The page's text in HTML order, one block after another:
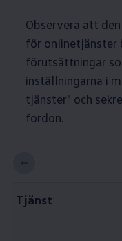
Observera att
för onlinetjänster
förutsättningar
inställningarna i
tjänster" och
fordon.
Tjänst